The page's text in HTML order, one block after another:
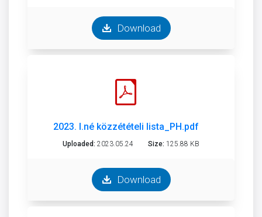
Download
2023. I.né közzétételi lista_PH.pdf
Uploaded: 2023.05.24 Size: 125.88 KB
Download